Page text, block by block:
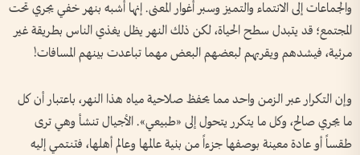
والجماعات إلى الانتماء والتميز وسبر أغوار المعنى. إنها أشبه بنهر خفي يجري تحت
المجتمع؛ قد يتبدل سطح الحياة، لكن ذلك النهر يظل يغذي الناس بطريقة غير
مرئية، فيشدهم ويقربهم لبعضهم البعض مهما تباعدت بينهم المسافات!
وإن التكرار عبر الزمن واحد مما يحفظ صلاحية مياه هذا النهر، باعتبار أن كل
ما يجري صالح، وكل ما يتكرر يتحول إلى «طبيعي». الأجيال تنشأ وهي ترى
طقساً أو عادة معينة بوصفها جزءاً من بنية عالمها وعالم أهلها، فتنتمي إليه